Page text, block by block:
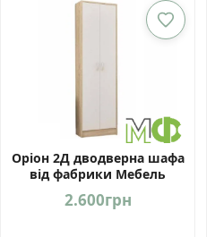
Оріон 2Д дводверна шафа
від фабрики Мебель
Сервіс Україна
2.600грн